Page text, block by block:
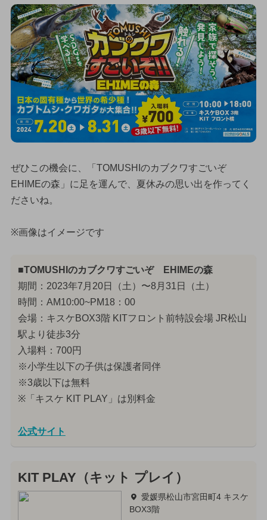
ぜひこの機会に、「TOMUSHIのカブクワすごいぞ
EHIMEの森」に足を運んで、夏休みの思い出を作ってく
ださいね。
※画像はイメージです
■TOMUSHIのカブクワすごいぞ EHIMEの森
期間：2023年7月20日（土）〜8月31日（土）
時間：AM10:00~PM18：00
会場：キスケBOX3階 KITフロント前特設会場 JR松山
駅より徒歩3分
入場料：700円
※小学生以下の子供は保護者同伴
※3歳以下は無料
※「キスケ KIT PLAY」は別料金
公式サイト
KIT PLAY（キット プレイ）
愛媛県松山市宮田町4 キスケ
BOX3階